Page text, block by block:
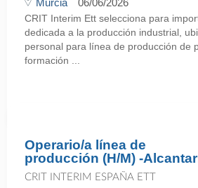
Murcia 06/06/2026
CRIT Interim Ett selecciona para
dedicada a la producción industrial,
personal para línea de producción de
formación ...
Operario/a línea de
producción (H/M) -
CRIT INTERIM ESPAÑA ETT